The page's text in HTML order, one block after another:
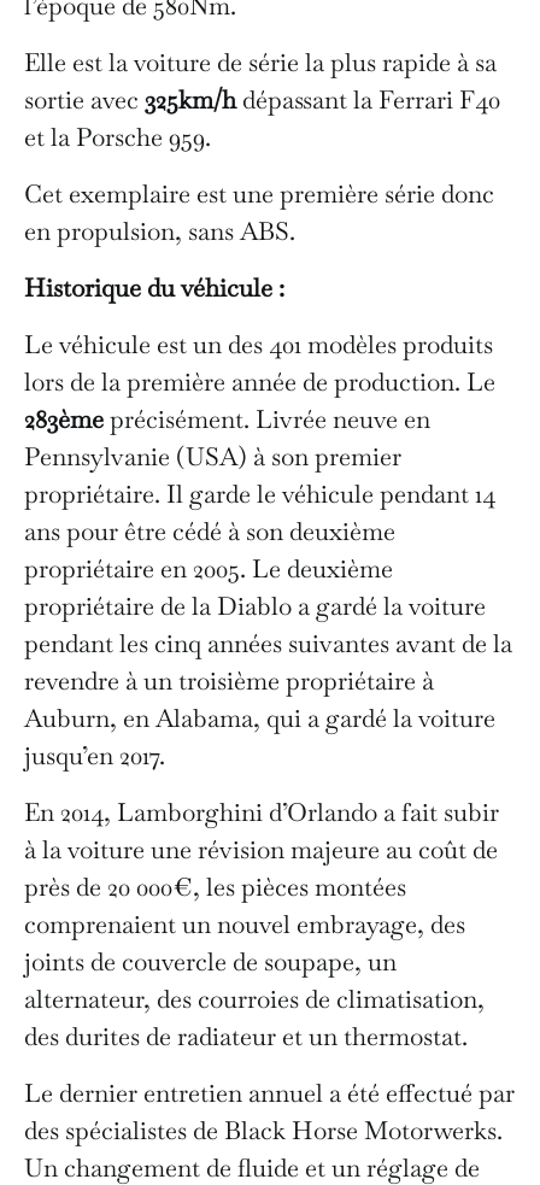
Elle est la voiture de série la plus rapide à sa
sortie avec 325km/hdépassant la Ferrari F40
et la Porsche 959.
Cet exemplaire est une première série donc
en propulsion, sans ABS.
Historique du véhicule :
Le véhicule est un des 401 modèles produits
lors de la première année de production. Le
283èmeprécisément. Livrée neuve en
Pennsylvanie (USA) à son premier
propriétaire. Il garde le véhicule pendant 14
ans pour être cédé à son deuxième
propriétaire en 2005. Le deuxième
propriétaire de la Diablo a gardé la voiture
pendant les cinq années suivantes avant de la
revendre à un troisième propriétaire à
Auburn, en Alabama, qui a gardé la voiture
jusqu’en 2017.
En 2014, Lamborghini d’Orlando a fait subir
à la voiture une révision majeure au coût de
près de 20 000€, les pièces montées
comprenaient un nouvel embrayage, des
joints de couvercle de soupape, un
alternateur, des courroies de climatisation,
des durites de radiateur et un thermostat.
Le dernier entretien annuel a été effectué par
des spécialistes de Black Horse Motorwerks.
Un changement de fluide et un réglage de